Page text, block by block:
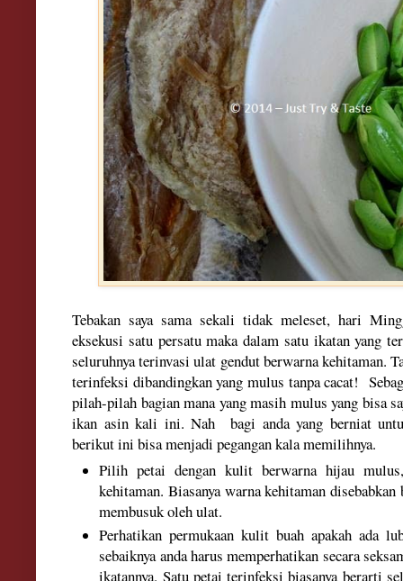
Tebakan saya sama sekali tidak meleset, hari
eksekusi satu persatu maka dalam satu ikatan yang
seluruhnya terinvasi ulat gendut berwarna kehitaman.
terinfeksi dibandingkan yang mulus tanpa cacat!
pilah-pilah bagian mana yang masih mulus yang bisa
ikan asin kali ini. Nah bagi anda yang berniat
berikut ini bisa menjadi pegangan kala memilihnya.
Pilih petai dengan kulit berwarna hijau
kehitaman. Biasanya warna kehitaman
membusuk oleh ulat.
Perhatikan permukaan kulit buah apakah ada
sebaiknya anda harus memperhatikan secara
ikatannya. Satu petai terinfeksi biasanya berarti